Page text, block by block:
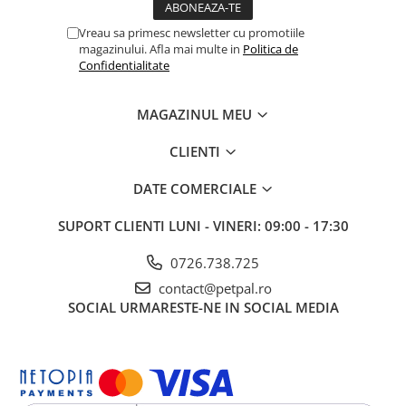
pisicii. Asigurați permanent apă proaspătă la dispoziția
animalului.
Depozitare: A se păstra într-un loc uscat și răcoros, ferit de
Vreau sa primesc newsletter cu promotiile
magazinului. Afla mai multe in Politica de
Confidentialitate
MAGAZINUL MEU
CLIENTI
DATE COMERCIALE
SUPORT CLIENTI LUNI - VINERI: 09:00 - 17:30
0726.738.725
contact@petpal.ro
SOCIAL URMARESTE-NE IN SOCIAL MEDIA